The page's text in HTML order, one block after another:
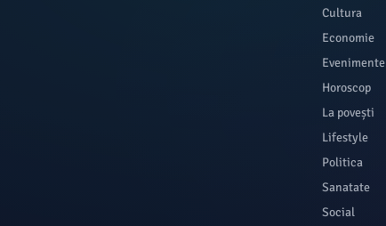
Cultura
Economie
Evenimente
Horoscop
La povești
Lifestyle
Politica
Sanatate
Social